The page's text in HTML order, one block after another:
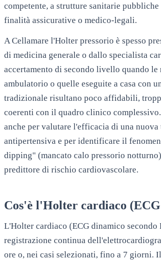
competente, a strutture sanitarie
finalità assicurative o medico-legali.
ACellamare l'Holter pressorio è spesso
di medicina generale o dallo specialista
accertamento di secondo livello quando
ambulatorio o quelle eseguite a casa con
tradizionale risultano poco affidabili,
coerenti con il quadro clinico
anche per valutare l'efficacia di una nuova
antipertensiva e per identificare il
dipping" (mancato calo pressorio
predittore di rischio cardiovascolare.
Cos'è l'Holter cardiaco
L'Holter cardiaco (ECG dinamico secondo
registrazione continua
ore o, nei casi selezionati, fino a 7 giorni.